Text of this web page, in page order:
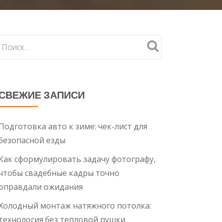
ЗАПИСИ
авто к зиме: чек-лист для
езды
сформулировать задачу фотографу,
свадебные кадры точно
ожидания
монтаж натяжного потолка:
без тепловой пушки